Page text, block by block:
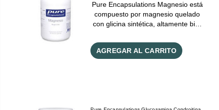
Pure Encapsulations Magnesio está
compuesto por magnesio quelado
con glicina sintética, altamente bi…
AGREGAR AL CARRITO